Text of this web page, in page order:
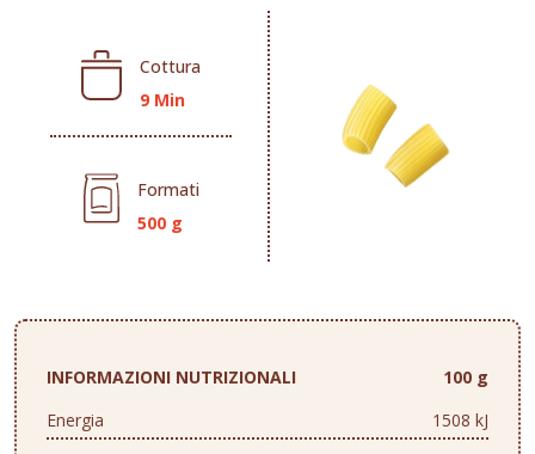
Cottura
9 Min
Formati
500 g
INFORMAZIONI NUTRIZIONALI
100 g
Energia
1508 kJ